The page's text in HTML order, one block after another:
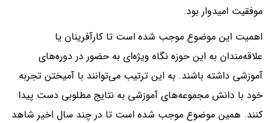
موفقیت امیدوار بود.
اهمیت این موضوع موجب شده است تا کارآفرینان یا
علاقه‌مندان به این حوزه نگاه ویژه‌ای به حضور در دوره‌های
آموزشی داشته باشند. به این ترتیب می‌توانند با آمیختن تجربه
خود با دانش مجموعه‌های آموزشی به نتایج مطلوبی دست پیدا
کنند. همین موضوع موجب شده است تا در چند سال اخیر شاهد